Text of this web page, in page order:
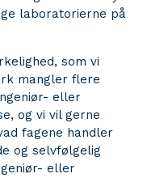
laboratorierne på
som vi
mangler flere
eller
og vi vil gerne
fagene handler
og selvfølgelig
eller